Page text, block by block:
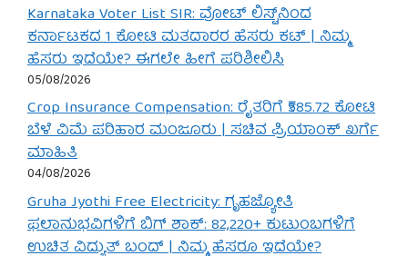
Karnataka Voter List SIR: ವೋಟ್ ಲಿಸ್ಟ್‌ನಿಂದ
ಕರ್ನಾಟಕದ 1 ಕೋಟಿ ಮತದಾರರ ಹೆಸರು ಕಟ್ | ನಿಮ್ಮ
ಹೆಸರು ಇದೆಯೇ? ಈಗಲೇ ಹೀಗೆ ಪರಿಶೀಲಿಸಿ
05/08/2026
Crop Insurance Compensation: ರೈತರಿಗೆ ₹585.72 ಕೋಟಿ
ಬೆಳೆ ವಿಮೆ ಪರಿಹಾರ ಮಂಜೂರು | ಸಚಿವ ಪ್ರಿಯಾಂಕ್ ಖರ್ಗೆ
ಮಾಹಿತಿ
04/08/2026
Gruha Jyothi Free Electricity: ಗೃಹಜ್ಯೋತಿ
ಫಲಾನುಭವಿಗಳಿಗೆ ಬಿಗ್ ಶಾಕ್: 82,220+ ಕುಟುಂಬಗಳಿಗೆ
ಉಚಿತ ವಿದ್ಯುತ್ ಬಂದ್ | ನಿಮ್ಮ ಹೆಸರೂ ಇದೆಯೇ?